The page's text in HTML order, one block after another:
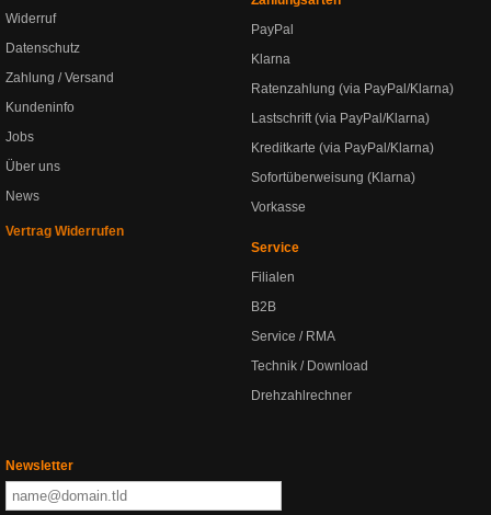
Widerruf
Datenschutz
Zahlung / Versand
Kundeninfo
Jobs
Über uns
News
Vertrag Widerrufen
PayPal
Klarna
Ratenzahlung (via PayPal/Klarna)
Lastschrift (via PayPal/Klarna)
Kreditkarte (via PayPal/Klarna)
Sofortüberweisung (Klarna)
Vorkasse
Service
Filialen
B2B
Service / RMA
Technik / Download
Drehzahlrechner
Newsletter